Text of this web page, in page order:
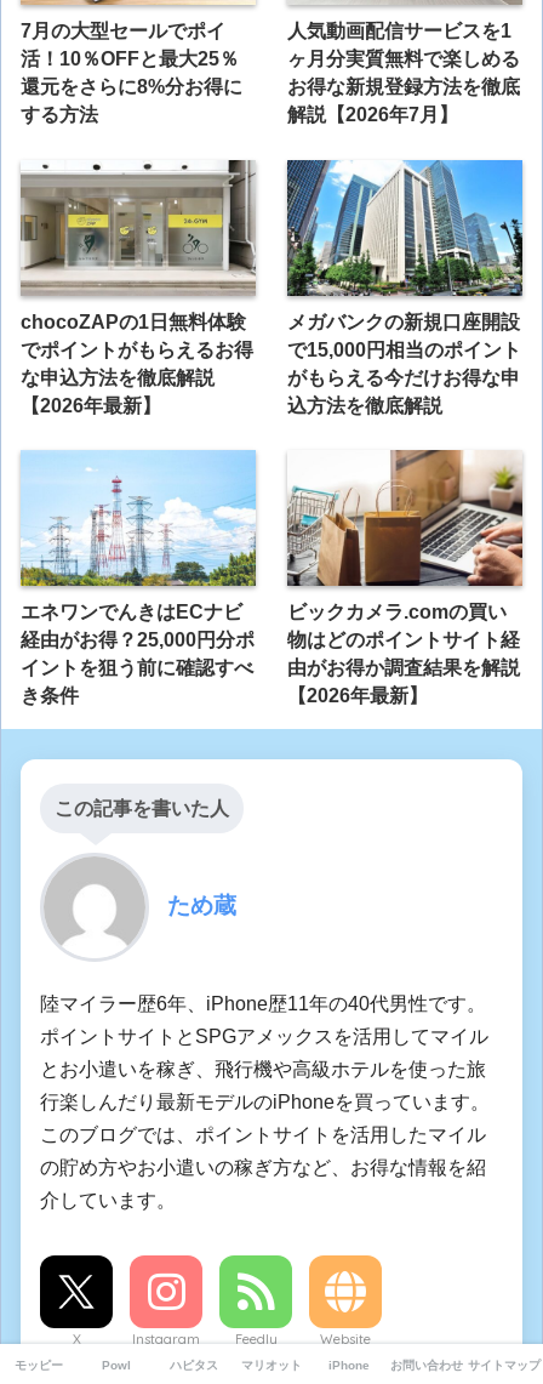
7月の大型セールでポイ
活！10％OFFと最大25％
還元をさらに8%分お得に
する方法
人気動画配信サービスを1
ヶ月分実質無料で楽しめる
お得な新規登録方法を徹底
解説【2026年7月】
chocoZAPの1日無料体験
でポイントがもらえるお得
な申込方法を徹底解説
【2026年最新】
メガバンクの新規口座開設
で15,000円相当のポイント
がもらえる今だけお得な申
込方法を徹底解説
エネワンでんきはECナビ
経由がお得？25,000円分ポ
イントを狙う前に確認すべ
き条件
ビックカメラ.comの買い
物はどのポイントサイト経
由がお得か調査結果を解説
【2026年最新】
この記事を書いた人
ため蔵
陸マイラー歴6年、iPhone歴11年の40代男性です。
ポイントサイトとSPGアメックスを活用してマイル
とお小遣いを稼ぎ、飛行機や高級ホテルを使った旅
行楽しんだり最新モデルのiPhoneを買っています。
このブログでは、ポイントサイトを活用したマイル
の貯め方やお小遣いの稼ぎ方など、お得な情報を紹
介しています。
X Instagram Feedly Website
モッピー Powl ハピタス マリオット iPhone お問い合わせ サイトマップ